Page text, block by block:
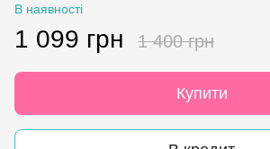
В наявності
1 099 грн 1 400 грн
Купити